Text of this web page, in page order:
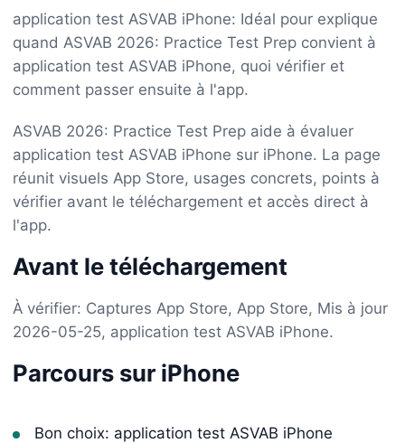
application test ASVAB iPhone: Idéal pour explique
quand ASVAB 2026: Practice Test Prep convient à
application test ASVAB iPhone, quoi vérifier et
comment passer ensuite à l'app.
ASVAB 2026: Practice Test Prep aide à évaluer
application test ASVAB iPhone sur iPhone. La page
réunit visuels App Store, usages concrets, points à
vérifier avant le téléchargement et accès direct à
l'app.
Avant le téléchargement
À vérifier: Captures App Store, App Store, Mis à jour
2026-05-25, application test ASVAB iPhone.
Parcours sur iPhone
Bon choix: application test ASVAB iPhone